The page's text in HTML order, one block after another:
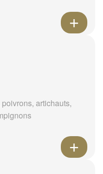
artichauts,